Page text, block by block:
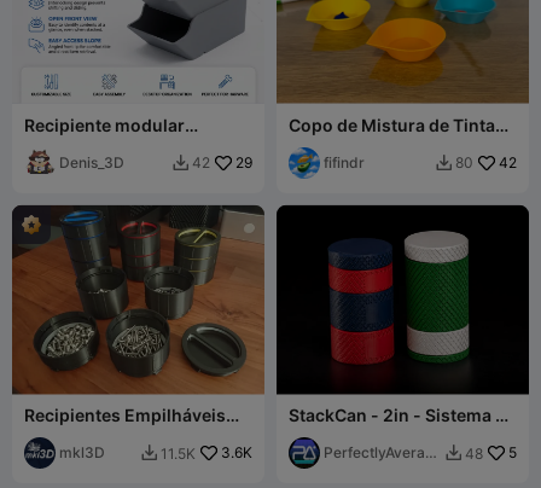
Recipiente modular
para pequenos itens
Denis_3D  42 29
Copo de Mistura de Tinta
Empilhável
fifindr  80 42
Recipientes Empilháveis
com Trava de Torção
mkl3D  11.5K 3.6K
StackCan - 2in - Sistema de
Armazenamento Modular
com Rosca
PerfectlyAverag
 48 5